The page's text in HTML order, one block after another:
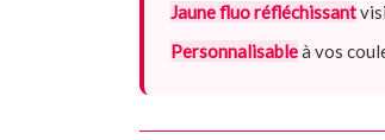
Jaune fluo réfléchissant
Personnalisableà vos